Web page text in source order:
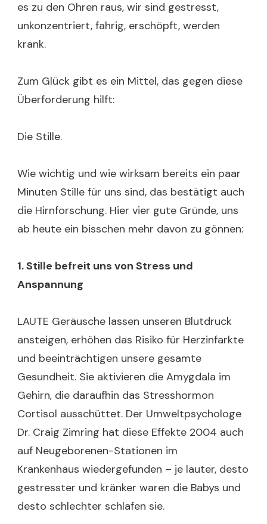
es zu den Ohren raus, wir sind gestresst,
unkonzentriert, fahrig, erschöpft, werden
krank.
Zum Glück gibt es ein Mittel, das gegen diese
Überforderung hilft:
Die Stille.
Wie wichtig und wie wirksam bereits ein paar
Minuten Stille für uns sind, das bestätigt auch
die Hirnforschung. Hier vier gute Gründe, uns
ab heute ein bisschen mehr davon zu gönnen:
1. Stille befreit uns von Stress und
Anspannung
LAUTE Geräusche lassen unseren Blutdruck
ansteigen, erhöhen das Risiko für Herzinfarkte
und beeinträchtigen unsere gesamte
Gesundheit. Sie aktivieren die Amygdala im
Gehirn, die daraufhin das Stresshormon
Cortisol ausschüttet. Der Umweltpsychologe
Dr. Craig Zimring hat diese Effekte 2004 auch
auf Neugeborenen-Stationen im
Krankenhaus wiedergefunden – je lauter, desto
gestresster und kränker waren die Babys und
desto schlechter schlafen sie.